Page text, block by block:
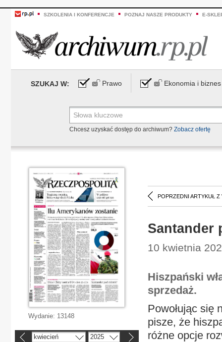
SZKOLENIA I KONFERENCJE POZNAJ NASZE PRODUKTY E-
SZUKAJ W: Prawo Ekonomia i biznes
Chcesz uzyskać dostęp do archiwum? Zobacz ofertę
POPRZEDNI ARTYKUŁ Z
Santander
10 kwietnia
Hiszpański
sprzedaż.
Powołując się
pisze, że
różne opcje
Wydanie: 13148
kwiecień 2025